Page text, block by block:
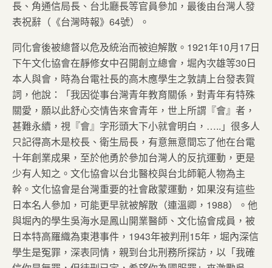
長、角通信局長、台北廳長等官員參加，最後由台灣人發
表祝辭（《台灣時報》64號）。
同化會後被總督以危及統治而被迫解散。1921年10月17日
下午文化協會在靜修女中召開創立總會，堀內次雄等30日
本人與會，時為台電社長的高木應學生之敦請上台發表賀
詞，他說：「我因從事台灣青年教育關係，對青年有特殊
關愛，願以此舒心交情告來會青年，世上所謂『會』者，
甚難永續，視『會』字形頭大下小就會明白，…..」很多人
只記得高木是校長、衛生局長，有意無意間忘了他在台電
十年創業成果，至於他勇於參加台灣人的反抗運動，更是
少有人知之。文化協會以台北醫校與台北師範人物為主
幹。文化協會是台灣重要的社會啟蒙運動，如果沒有這些
日本名人參加，可能更早就被解散（連溫卿，1988）。他
與堀內的學生吳海水是鳳山開業醫師、文化協會成員，被
日本特高羅織為東港事件，1943年被判刑15年，堀內深信
學生是冤罪，深表同情，親到台北刑務所探訪，以「我確